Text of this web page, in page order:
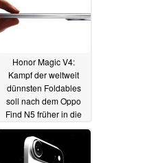
Honor Magic V4:
Kampf der weltweit
dünnsten Foldables
soll nach dem Oppo
Find N5 früher in die
nächste Runde gehen
18.02.2025